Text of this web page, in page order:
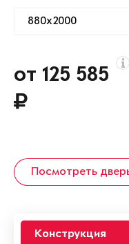
от 125 585
Посмотреть
Конструкция